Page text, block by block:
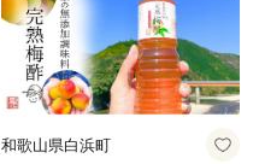
和歌山県白浜町